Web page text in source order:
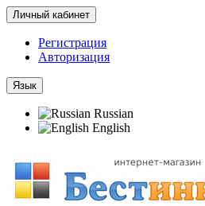
Личный кабинет
Регистрация
Авторизация
Язык
Russian
English